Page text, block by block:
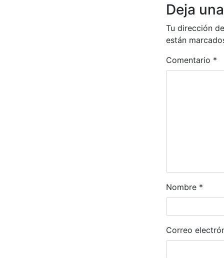
Deja
Tu dirección
están
Comentario *
Nombre *
Correo